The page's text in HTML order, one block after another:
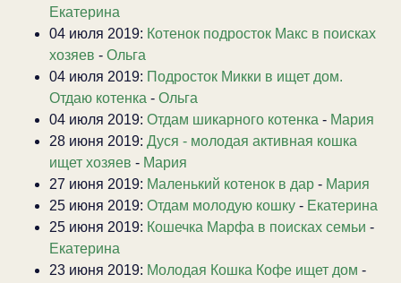
Екатерина
04 июля 2019: Котенок подросток Макс в поисках
хозяев - Ольга
04 июля 2019: Подросток Микки в ищет дом.
Отдаю котенка - Ольга
04 июля 2019: Отдам шикарного котенка - Мария
28 июня 2019: Дуся - молодая активная кошка
ищет хозяев - Мария
27 июня 2019: Маленький котенок в дар - Мария
25 июня 2019: Отдам молодую кошку - Екатерина
25 июня 2019: Кошечка Марфа в поисках семьи -
Екатерина
23 июня 2019: Молодая Кошка Кофе ищет дом -